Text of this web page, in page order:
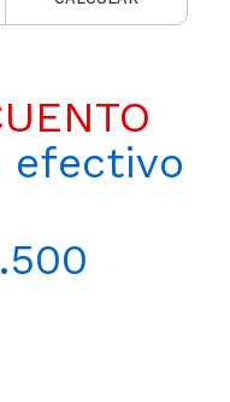
efectivo